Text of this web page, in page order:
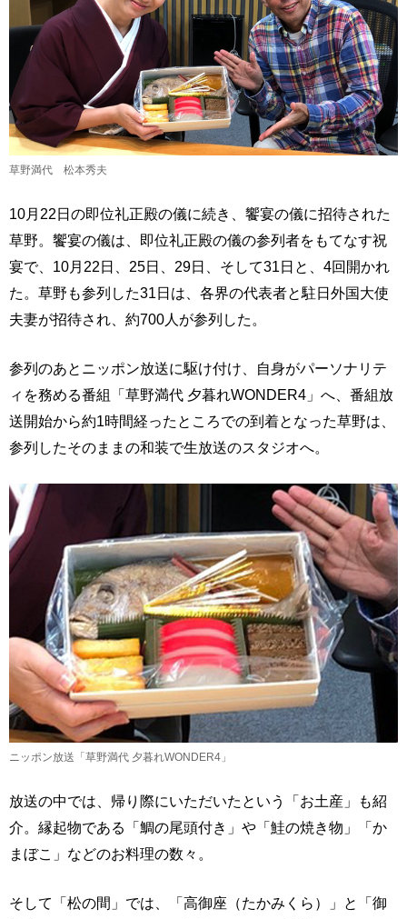
草野満代 松本秀夫
10月22日の即位礼正殿の儀に続き、饗宴の儀に招待された
草野。饗宴の儀は、即位礼正殿の儀の参列者をもてなす祝
宴で、10月22日、25日、29日、そして31日と、4回開かれ
た。草野も参列した31日は、各界の代表者と駐日外国大使
夫妻が招待され、約700人が参列した。
参列のあとニッポン放送に駆け付け、自身がパーソナリテ
ィを務める番組「草野満代 夕暮れWONDER4」へ、番組放
送開始から約1時間経ったところでの到着となった草野は、
参列したそのままの和装で生放送のスタジオへ。
ニッポン放送「草野満代 夕暮れWONDER4」
放送の中では、帰り際にいただいたという「お土産」も紹
介。縁起物である「鯛の尾頭付き」や「鮭の焼き物」「か
まぼこ」などのお料理の数々。
そして「松の間」では、「高御座（たかみくら）」と「御